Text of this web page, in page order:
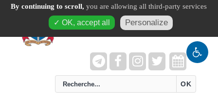
OK
By continuing to scroll, you are allowing all third-party services
✓ OK, accept all Personalize